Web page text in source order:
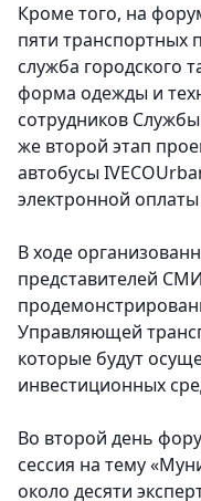
Кроме того, на
пяти транспортных
служба городского
форма одежды и
сотрудников
же второй этап
автобусы
электронной
В ходе
представителей
Управляющей
которые будут
инвестиционных
Во второй день
сессия на тему
около десяти